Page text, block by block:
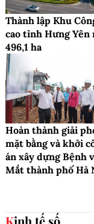
Thành lập Khu
cao tỉnh Hưng Yên
496,1 ha
Hoàn thành giải
mặt bằng và khởi
án xây dựng Bệnh
Mắt thành phố Hà
Kinh tế số